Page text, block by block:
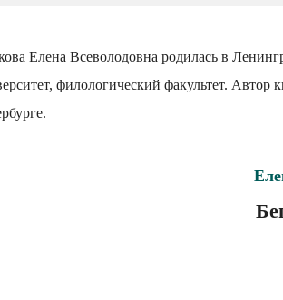
Елена Всеволодовна родилась в
филологический факультет.